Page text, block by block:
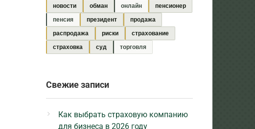
новости
обман онлайн
пенсионер
пенсия
президент
продажа
распродажа
риски
страхование
страховка
суд торговля
Свежие записи
Как выбрать страховую компанию
для бизнеса в 2026 году